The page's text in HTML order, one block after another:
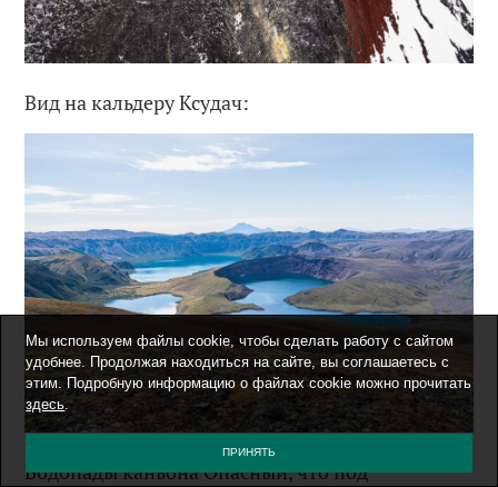
Вид на кальдеру Ксудач:
Водопады каньона Опасный, что под
Мы используем файлы cookie, чтобы сделать работу с сайтом
удобнее. Продолжая находиться на сайте, вы соглашаетесь с
этим. Подробную информацию о файлах cookie можно прочитать
здесь.
ПРИНЯТЬ